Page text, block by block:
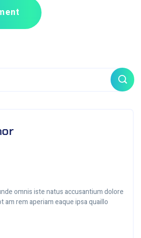
omnis iste natus accusantium dolore
am rem aperiam eaque ipsa quaillo